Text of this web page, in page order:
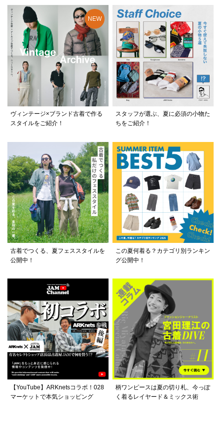
ヴィンテージ×ブランド古着で作る
スタイルをご紹介！
スタッフが選ぶ、夏に必須の小物た
ちをご紹介！
古着でつくる、夏フェススタイルを
公開中！
この夏何着る？カテゴリ別ランキン
グ公開中！
【YouTube】ARKnetsコラボ！028
マーケットで本気ショッピング
柄ワンピースは夏の切り札、今っぽ
く着るレイヤード＆ミックス術